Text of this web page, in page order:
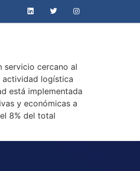
servicio cercano al
actividad logística
está implementada
y económicas a
8% del total